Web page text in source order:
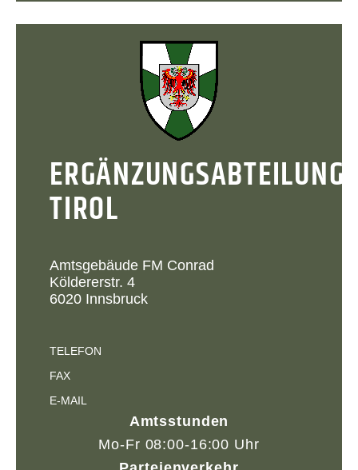
ERGÄNZUNGSABTEILUNG
TIROL
Amtsgebäude FM Conrad
Köldererstr. 4
6020 Innsbruck
TELEFON
FAX
E-MAIL
Amtsstunden
Mo-Fr 08:00-16:00 Uhr